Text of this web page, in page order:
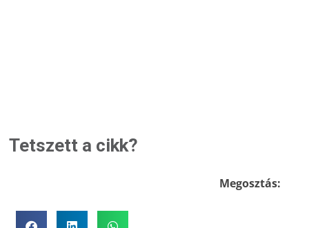
Tetszett a cikk?
Megosztás: